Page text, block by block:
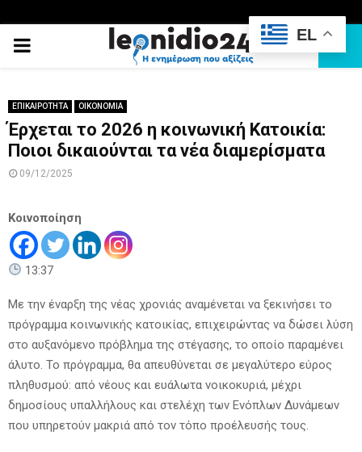
PRIMARY
ΕΠΙΚΑΙΡΟΤΗΤΑ ΟΙΚΟΝΟΜΙΑ
Έρχεται το 2026 η κοινωνική Κατοικία:
Ποιοι δικαιούνται τα νέα διαμερίσματα
09/12/2025
Κοινοποίηση
13:37
Με την έναρξη της νέας χρονιάς αναμένεται να ξεκινήσει το
πρόγραμμα κοινωνικής κατοικίας, επιχειρώντας να δώσει λύση
στο αυξανόμενο πρόβλημα της στέγασης, το οποίο παραμένει
άλυτο. Το πρόγραμμα, θα απευθύνεται σε μεγαλύτερο εύρος
πληθυσμού: από νέους και ευάλωτα νοικοκυριά, μέχρι
δημοσίους υπαλλήλους και στελέχη των Ενόπλων Δυνάμεων
που υπηρετούν μακριά από τον τόπο προέλευσής τους.
EL